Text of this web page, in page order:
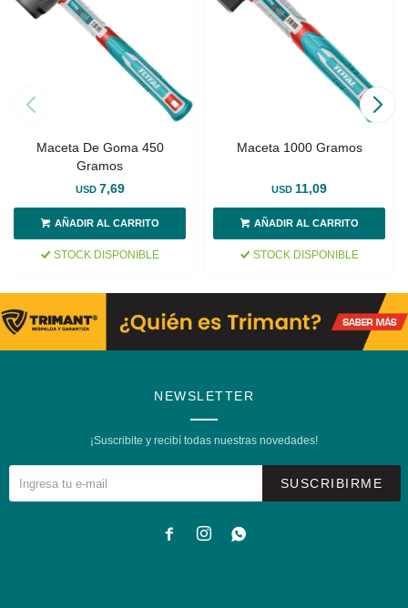
Maceta De Goma 450
Gramos
USD 7,69
STOCK DISPONIBLE
Maceta 1000 Gramos
USD 11,09
STOCK DISPONIBLE
NEWSLETTER
¡Suscribite y recibí todas nuestras novedades!
SUSCRIBIRME
  